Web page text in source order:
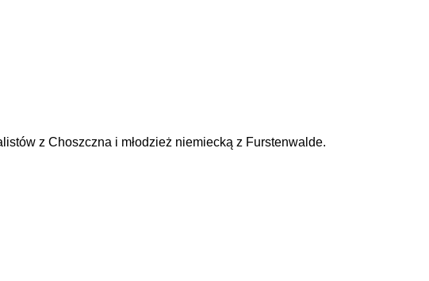
z Choszczna i młodzież niemiecką z Furstenwalde.